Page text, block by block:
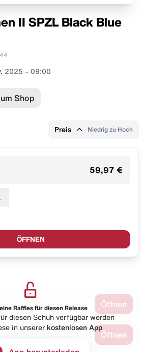
II SPZL Black Blue
2025 – 09:00
Shop
Preis Niedrig zu Hoch
59,97 €
ÖFFNEN
Öffnen
Öffnen
Raffles für diesen Release
diesen Schuh verfügbar werden
in unserer kostenlosen App